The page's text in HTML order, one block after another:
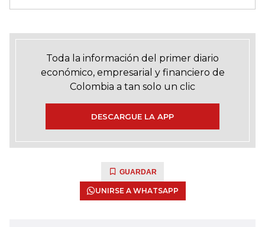
Toda la información del primer diario
económico, empresarial y financiero de
Colombia a tan solo un clic
DESCARGUE LA APP
GUARDAR
UNIRSE A WHATSAPP